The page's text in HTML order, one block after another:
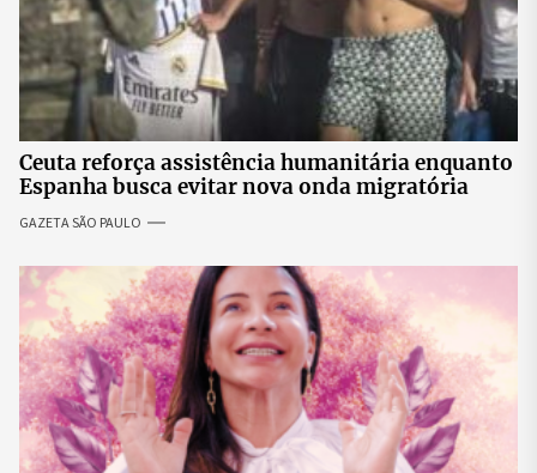
Ceuta reforça assistência humanitária enquanto
Espanha busca evitar nova onda migratória
GAZETA SÃO PAULO